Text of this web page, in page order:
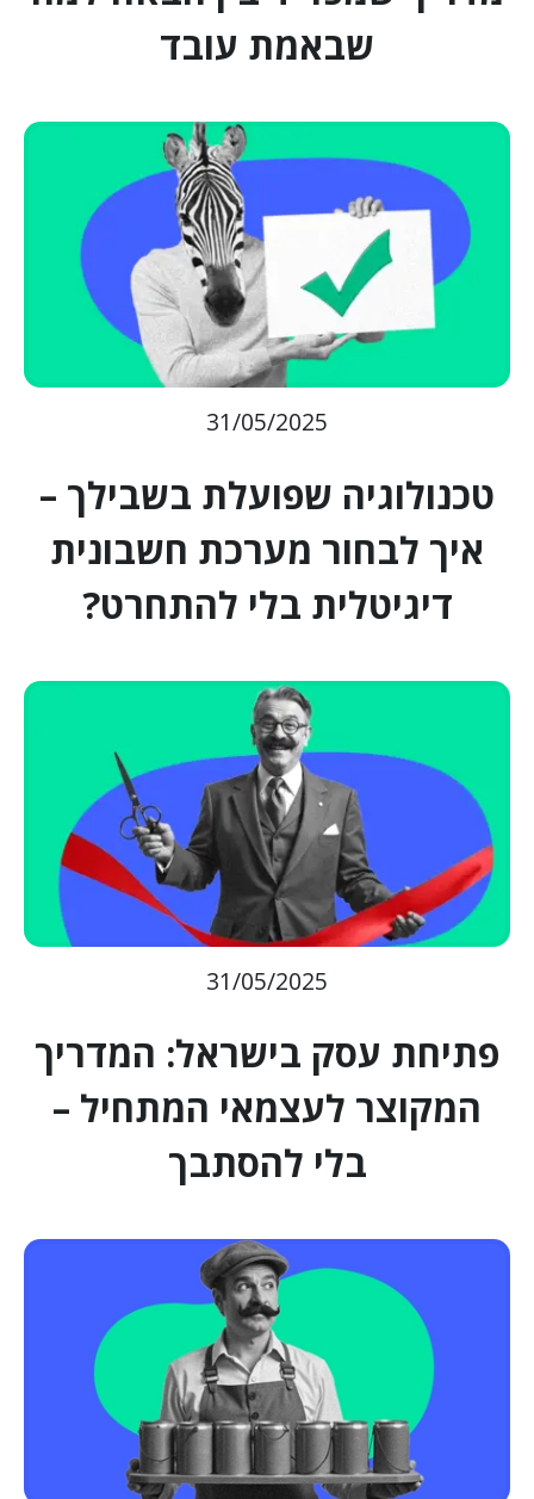
שבאמת עובד
31/05/2025
טכנולוגיה שפועלת בשבילך –
איך לבחור מערכת חשבונית
דיגיטלית בלי להתחרט?
31/05/2025
פתיחת עסק בישראל: המדריך
המקוצר לעצמאי המתחיל –
בלי להסתבך